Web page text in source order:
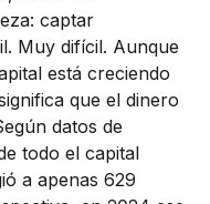
captar
Muy difícil. Aunque
está creciendo
que el dinero
datos de
todo el capital
a apenas 629